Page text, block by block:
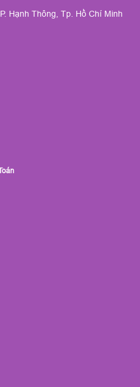
Hạnh Thông, Tp. Hồ Chí Minh